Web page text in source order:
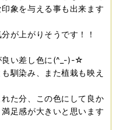
象を与える事も出来ます
が上がりそうです！！
良い差し色に(^_-)-☆
馴染み、また植栽も映え
た分、この色にして良か
足感が大きいと思います